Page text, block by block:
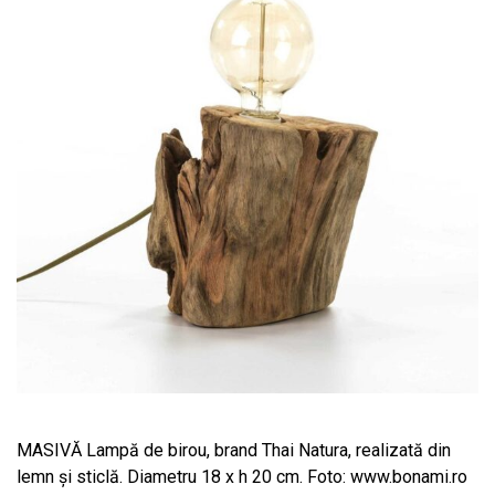
MASIVĂ Lampă de birou, brand Thai Natura, realizată din
lemn și sticlă. Diametru 18 x h 20 cm. Foto: www.bonami.ro